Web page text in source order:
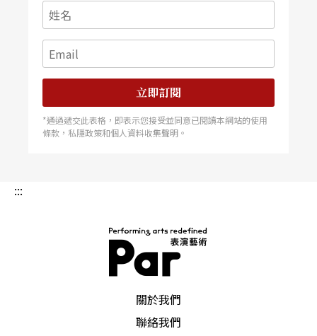
樣的說法並不代表作品的水準不夠，而是他有另外
更令他心繫的志業，那就是——教學。
政工幹部學校音樂系畢業前後，董榕森演奏、發表
作品、與同班同學的詩人瘂弦共同擔任過電台音樂
編輯、更任職母校的助教、講師、副教授。但他對
中，國樂在幾千年來的發展竟淪落到這樣的地
步！」於是他在民國六十年在國立藝專（今台灣國
立藝術藝術大學）創辦國樂科，從此將台灣的國樂
教育正式納入正規音樂教育體系。
立即訂閱
*通過遞交此表格，即表示您接受並同意已閱讀本網站的使用
條款，私隱政策和個人資料收集聲明。
:::
關於我們
聯絡我們